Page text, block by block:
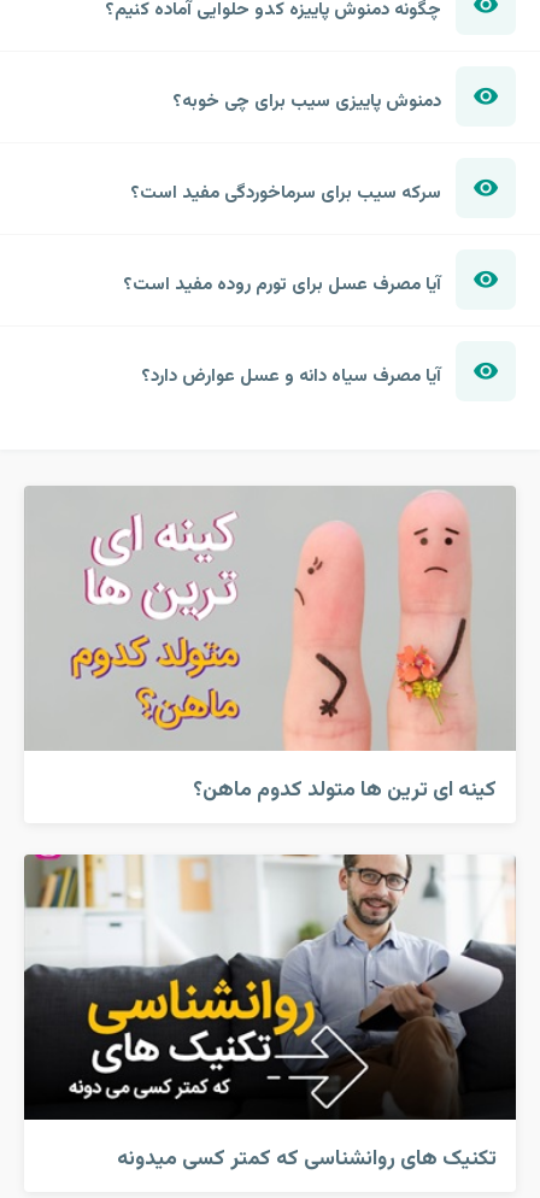
چگونه دمنوش پاییزه کدو حلوایی آماده کنیم؟
دمنوش پاییزی سیب برای چی خوبه؟
سرکه سیب برای سرماخوردگی مفید است؟
آیا مصرف عسل برای تورم روده مفید است؟
آیا مصرف سیاه دانه و عسل عوارض دارد؟
کینه ای ترین ها متولد کدوم ماهن؟
تکنیک های روانشناسی که کمتر کسی میدونه